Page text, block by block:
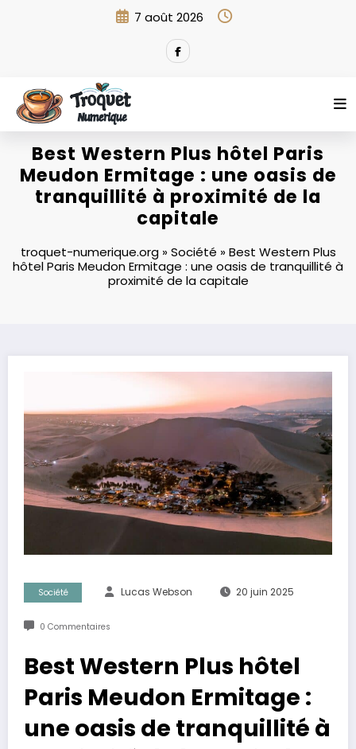
7 août 2026
Best Western Plus hôtel Paris
Meudon Ermitage : une oasis de
tranquillité à proximité de la
capitale
troquet-numerique.org»Société »Best Western Plus
hôtel Paris Meudon Ermitage : une oasis de tranquillité à
proximité de la capitale
Société Lucas Webson 20 juin 2025
0 Commentaires
Best Western Plus hôtel
Paris Meudon Ermitage :
une oasis de tranquillité à